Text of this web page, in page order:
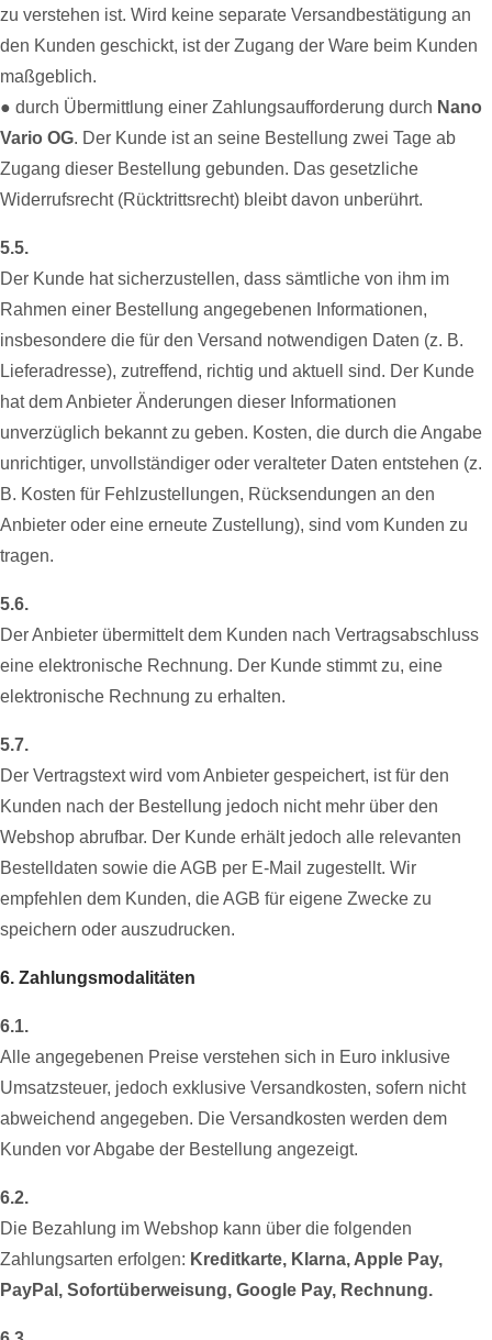
zu verstehen ist. Wird keine separate Versandbestätigung an
den Kunden geschickt, ist der Zugang der Ware beim Kunden
maßgeblich.
● durch Übermittlung einer Zahlungsaufforderung durch Nano
Vario OG. Der Kunde ist an seine Bestellung zwei Tage ab
Zugang dieser Bestellung gebunden. Das gesetzliche
Widerrufsrecht (Rücktrittsrecht) bleibt davon unberührt.
5.5.
Der Kunde hat sicherzustellen, dass sämtliche von ihm im
Rahmen einer Bestellung angegebenen Informationen,
insbesondere die für den Versand notwendigen Daten (z. B.
Lieferadresse), zutreffend, richtig und aktuell sind. Der Kunde
hat dem Anbieter Änderungen dieser Informationen
unverzüglich bekannt zu geben. Kosten, die durch die Angabe
unrichtiger, unvollständiger oder veralteter Daten entstehen (z.
B. Kosten für Fehlzustellungen, Rücksendungen an den
Anbieter oder eine erneute Zustellung), sind vom Kunden zu
tragen.
5.6.
Der Anbieter übermittelt dem Kunden nach Vertragsabschluss
eine elektronische Rechnung. Der Kunde stimmt zu, eine
elektronische Rechnung zu erhalten.
5.7.
Der Vertragstext wird vom Anbieter gespeichert, ist für den
Kunden nach der Bestellung jedoch nicht mehr über den
Webshop abrufbar. Der Kunde erhält jedoch alle relevanten
Bestelldaten sowie die AGB per E-Mail zugestellt. Wir
empfehlen dem Kunden, die AGB für eigene Zwecke zu
speichern oder auszudrucken.
6. Zahlungsmodalitäten
6.1.
Alle angegebenen Preise verstehen sich in Euro inklusive
Umsatzsteuer, jedoch exklusive Versandkosten, sofern nicht
abweichend angegeben. Die Versandkosten werden dem
Kunden vor Abgabe der Bestellung angezeigt.
6.2.
Die Bezahlung im Webshop kann über die folgenden
Zahlungsarten erfolgen: Kreditkarte, Klarna, Apple Pay,
PayPal, Sofortüberweisung, Google Pay, Rechnung.